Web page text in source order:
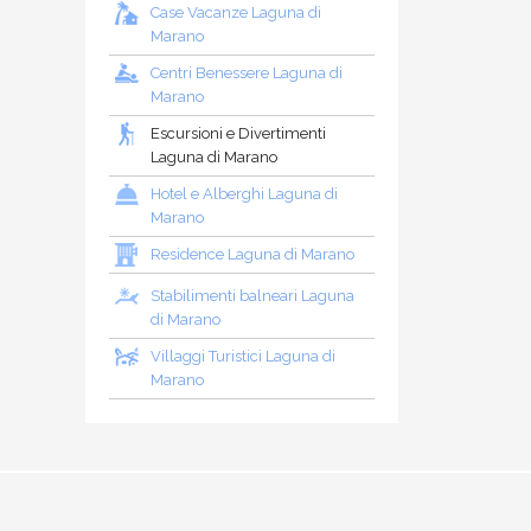
Case Vacanze Laguna di
Marano
Centri Benessere Laguna di
Marano
Escursioni e Divertimenti
Laguna di Marano
Hotel e Alberghi Laguna di
Marano
Residence Laguna di Marano
Stabilimenti balneari Laguna
di Marano
Villaggi Turistici Laguna di
Marano